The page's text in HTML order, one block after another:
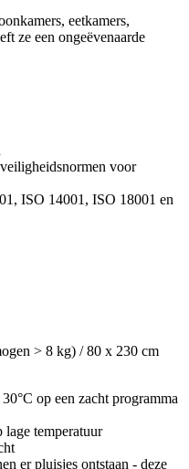
eetkamers,
ze een ongeëvenaarde
voor
ISO 14001, ISO 18001 en
> 8 kg) / 80 x 230 cm
op een zacht programma
temperatuur
er pluisjes ontstaan - deze